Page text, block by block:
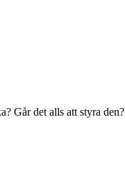
Går det alls att styra den?